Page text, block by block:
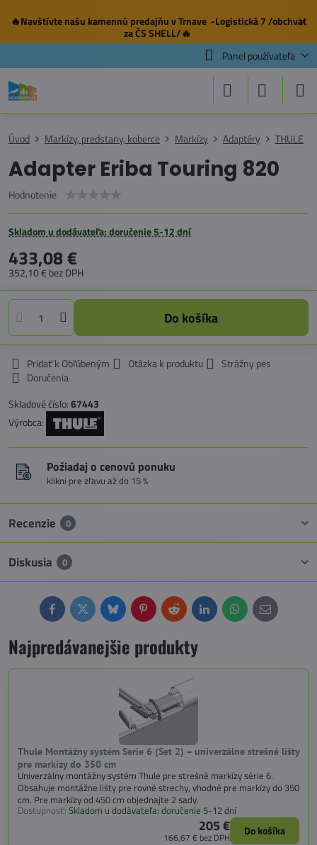
✕
🔥Navštívte našu kamennú predajňuv Trnave -Logistická 7 /obchvat
za ČS SHELL/🔥
Panel používateľa
Úvod Markízy, predstany, koberce Markízy Adaptéry THULE
Adapter Eriba Touring 820
Hodnotenie
Skladom u dodávateľa: doručenie 5-12 dní
433,08 €
352,10 € bez DPH
Do košíka
Pridať k Obľúbeným Otázka k produktu
Strážny pes
Doručenia
Skladové číslo:67443
Výrobca:
Požiadaj o cenovú ponuku
klikni pre zľavu až do 15 %
Recenzie 0
Diskusia 0
FacebookTwitterBlueskyPinterestReddit LinkedInWhatsApp
E-
mail
Najpredávanejšie produkty
Thule Montážny systém Serie 6 (Set 2) – univerzálne strešné lišty
pre markízy do 350 cm
Univerzálny montážny systém Thule pre strešné markízy série 6.
Obsahuje montážne lišty pre rovné strechy, vhodné pre markízy do 350
cm. Pre markízy od 450 cm objednajte 2 sady.
Dostupnosť: Skladom u dodávateľa: doručenie 5-12 dní
205 €
166,67 € bez DPH Do košíka